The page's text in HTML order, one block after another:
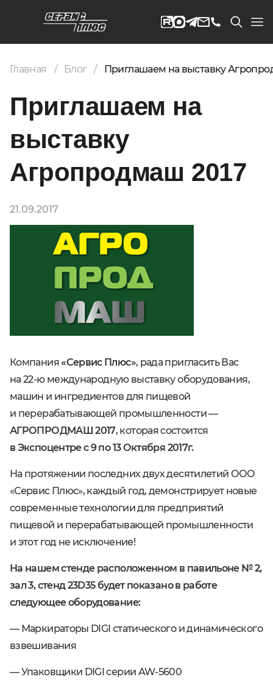
Главная Блог Приглашаем на выставку
Приглашаем на
выставку
Агропродмаш 2017
21.09.2017
Компания «Сервис Плюс», рада пригласить Вас
на22-юмеждународную выставку оборудования,
машин и ингредиентов для пищевой
и перерабатывающей промышленности —
АГРОПРОДМАШ 2017, которая состоится
в Экспоцентре с 9 по 13 Октября 2017г.
На протяжении последних двух десятилетий ООО
«Сервис Плюс», каждый год, демонстрирует новые
современные технологии для предприятий
пищевой и перерабатывающей промышленности
и этот год не исключение!
На нашем стенде расположенном в павильоне № 2,
зал 3, стенд 23D35 будет показано в работе
следующее оборудование:
— Маркираторы DIGI статического и динамического
взвешивания
— Упаковщики DIGI серии AW-5600